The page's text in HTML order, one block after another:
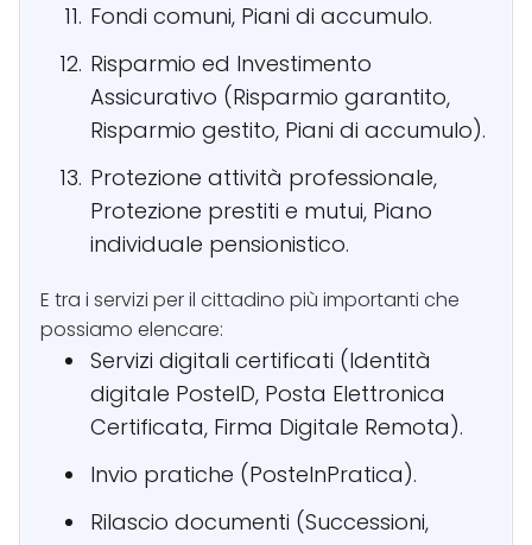
Fondi comuni, Piani di accumulo.
Risparmio ed Investimento
Assicurativo (Risparmio garantito,
Risparmio gestito, Piani di accumulo).
Protezione attività professionale,
Protezione prestiti e mutui, Piano
individuale pensionistico.
E tra i servizi per il cittadino più importanti che
possiamo elencare:
Servizi digitali certificati (Identità
digitale PosteID, Posta Elettronica
Certificata, Firma Digitale Remota).
Invio pratiche (PosteInPratica).
Rilascio documenti (Successioni,